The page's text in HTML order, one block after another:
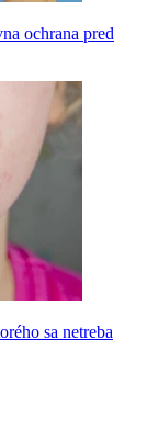
ochrana pred
sa netreba